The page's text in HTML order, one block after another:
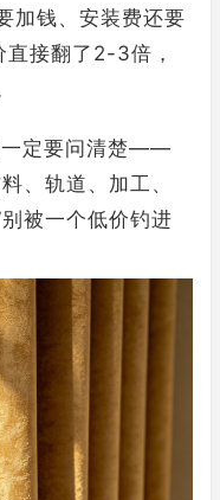
加钱、安装费还要
接翻了2-3倍，
一定要问清楚——
、轨道、加工、
被一个低价钓进